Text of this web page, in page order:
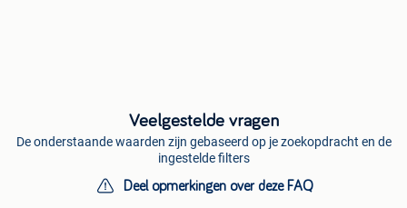
Veelgestelde vragen
De onderstaande waarden zijn gebaseerd op je zoekopdracht en de
ingestelde filters
Deel opmerkingen over deze FAQ